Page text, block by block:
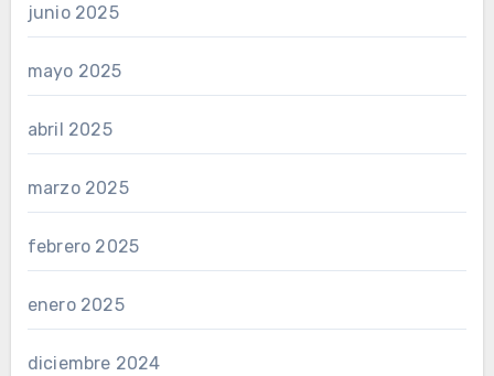
junio 2025
mayo 2025
abril 2025
marzo 2025
febrero 2025
enero 2025
diciembre 2024